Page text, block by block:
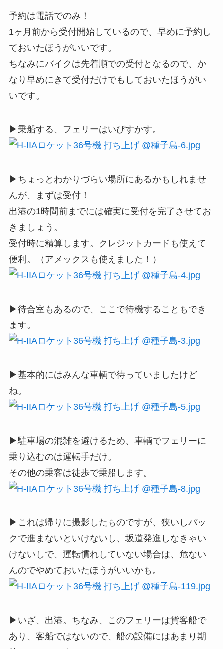
予約は電話でのみ！
1ヶ月前から受付開始しているので、早めに予約し
ておいたほうがいいです。
ちなみにバイクは先着順での受付となるので、か
なり早めにきて受付だけでもしておいたほうがい
いです。
▶乗船する、フェリーはいびすかす。
▶ちょっとわかりづらい場所にあるかもしれませ
んが、まずは受付！
出港の1時間前までには確実に受付を完了させてお
きましょう。
受付時に精算します。クレジットカードも使えて
便利。（アメックスも使えました！）
▶待合室もあるので、ここで待機することもでき
ます。
▶基本的にはみんな車輌で待っていましたけど
ね。
▶駐車場の混雑を避けるため、車輌でフェリーに
乗り込むのは運転手だけ。
その他の乗客は徒歩で乗船します。
▶これは帰りに撮影したものですが、狭いしバッ
クで進まないといけないし、坂道発進しなきゃい
けないしで、運転慣れしていない場合は、危ない
んのでやめておいたほうがいいかも。
▶いざ、出港。ちなみ、このフェリーは貨客船で
あり、客船ではないので、船の設備にはあまり期